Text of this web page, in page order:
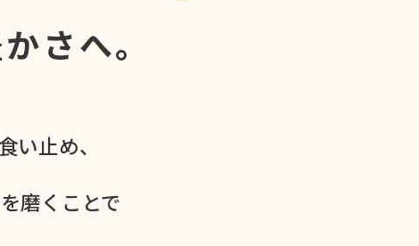
さへ。
い​止め、
磨く​ことで